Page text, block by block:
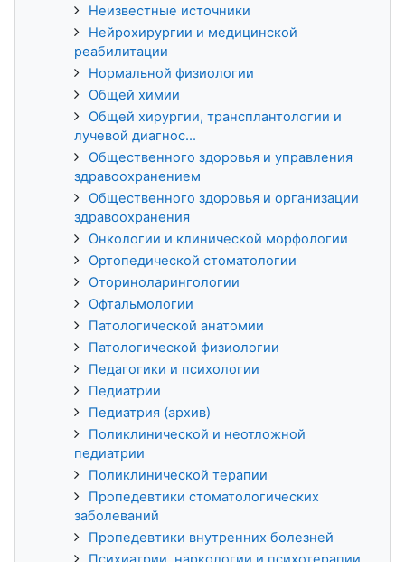
Неизвестные источники
Нейрохирургии и медицинской
реабилитации
Нормальной физиологии
Общей химии
Общей хирургии, трансплантологии и
лучевой диагнос...
Общественного здоровья и управления
здравоохранением
Общественного здоровья и организации
здравоохранения
Онкологии и клинической морфологии
Ортопедической стоматологии
Оториноларингологии
Офтальмологии
Патологической анатомии
Патологической физиологии
Педагогики и психологии
Педиатрии
Педиатрия (архив)
Поликлинической и неотложной
педиатрии
Поликлинической терапии
Пропедевтики стоматологических
заболеваний
Пропедевтики внутренних болезней